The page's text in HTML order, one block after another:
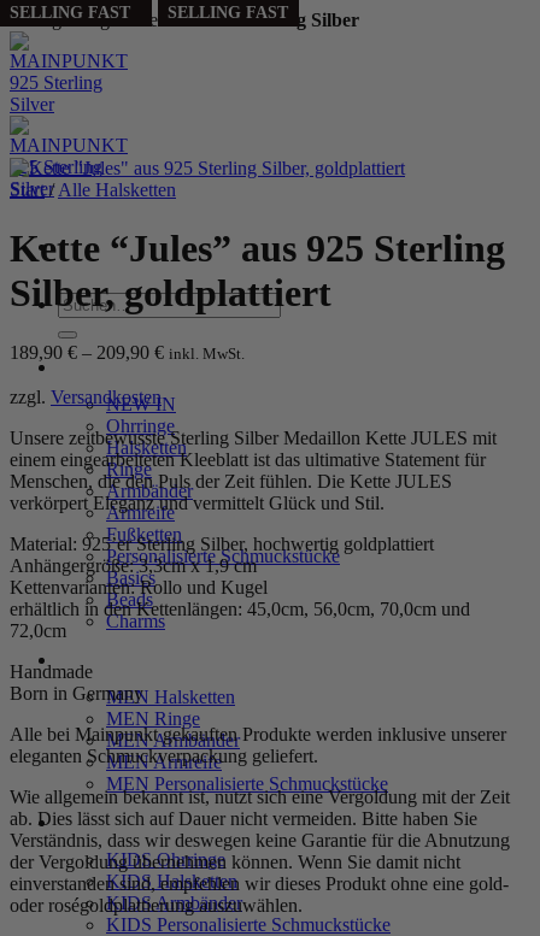
Handgefertigt aus echtem925 Sterling Silber
Zum
Inhalt
springen
Suchen
nach:
WOMEN
NEW IN
Ohrringe
Halsketten
Ringe
Armbänder
Armreife
Fußketten
Personalisierte Schmuckstücke
Basics
Beads
Charms
MEN Halsketten
MEN Ringe
MEN Armbänder
MEN Armreife
MEN Personalisierte Schmuckstücke
KIDS
KIDS Ohrringe
KIDS Halsketten
KIDS Armbänder
KIDS Personalisierte Schmuckstücke
SELLING FAST
Start / Alle Halsketten
Kette “Jules” aus 925 Sterling
Silber, goldplattiert
189,90 € – 209,90 € inkl. MwSt.
zzgl. Versandkosten
Unsere zeitbewusste Sterling Silber Medaillon Kette JULES mit
einem eingearbeiteten Kleeblatt ist das ultimative Statement für
Menschen, die den Puls der Zeit fühlen. Die Kette JULES
verkörpert Eleganz und vermittelt Glück und Stil.
Material: 925’er Sterling Silber, hochwertig goldplattiert
Anhängergröße: 3,3cm x 1,9 cm
Kettenvarianten: Rollo und Kugel
erhältlich in den Kettenlängen: 45,0cm, 56,0cm, 70,0cm und
72,0cm
Handmade
Born in Germany
Alle bei Mainpunkt gekauften Produkte werden inklusive unserer
eleganten Schmuckverpackung geliefert.
Wie allgemein bekannt ist, nutzt sich eine Vergoldung mit der Zeit
ab. Dies lässt sich auf Dauer nicht vermeiden. Bitte haben Sie
Verständnis, dass wir deswegen keine Garantie für die Abnutzung
der Vergoldung übernehmen können. Wenn Sie damit nicht
einverstanden sind, empfehlen wir dieses Produkt ohne eine gold-
oder roségoldplattierung auszuwählen.
PERSONALIZED
PERSONALIZED SELLING FAST